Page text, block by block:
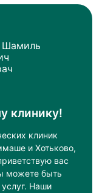
клинику!
клиник
и Хотьково,
вас
можете быть
Наши